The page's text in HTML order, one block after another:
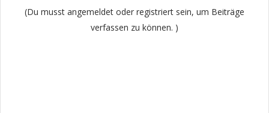
(Du musst angemeldet oder registriert sein, um Beiträge
verfassen zu können. )